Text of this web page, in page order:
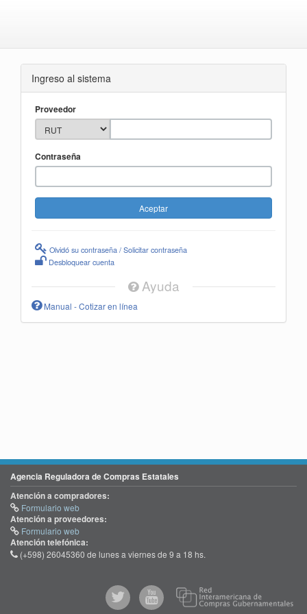
Ingreso al sistema
Proveedor
Contraseña
Olvidó su contraseña / Solicitar contraseña
Desbloquear cuenta
Ayuda
Manual - Cotizar en línea
Agencia Reguladora de Compras Estatales
Atención a compradores:
Formulario web
Atención a proveedores:
Formulario web
Atención telefónica:
(+598) 26045360 de lunes a viernes de 9 a 18 hs.
@comprasgubuy
ACCE